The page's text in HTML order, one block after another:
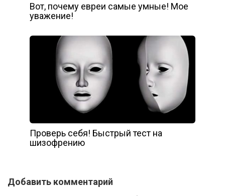
Вот, почему евреи самые умные! Мое
уважение!
Проверь себя! Быстрый тест на
шизофрению
Добавить комментарий